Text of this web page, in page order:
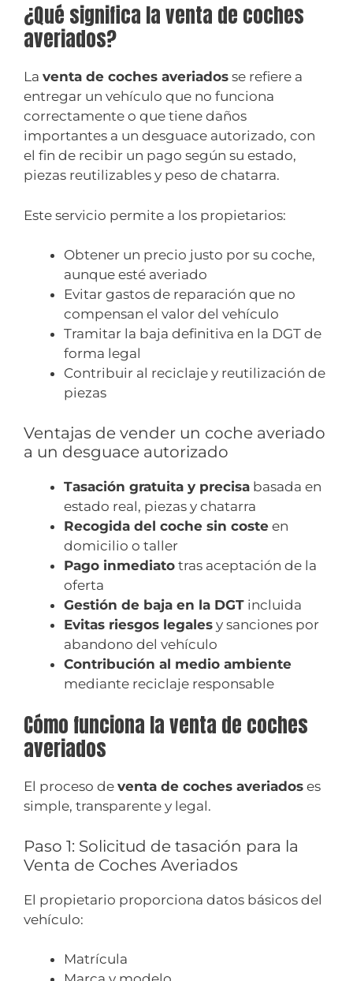
¿Qué significa la venta de coches
averiados?
La venta de coches averiados se refiere a
entregar un vehículo que no funciona
correctamente o que tiene daños
importantes a un desguace autorizado, con
el fin de recibir un pago según su estado,
piezas reutilizables y peso de chatarra.
Este servicio permite a los propietarios:
Obtener un precio justo por su coche,
aunque esté averiado
Evitar gastos de reparación que no
compensan el valor del vehículo
Tramitar la baja definitiva en la DGT de
forma legal
Contribuir al reciclaje y reutilización de
piezas
Ventajas de vender un coche averiado
a un desguace autorizado
Tasación gratuita y precisa basada en
estado real, piezas y chatarra
Recogida del coche sin coste en
domicilio o taller
Pago inmediato tras aceptación de la
oferta
Gestión de baja en la DGT incluida
Evitas riesgos legales y sanciones por
abandono del vehículo
Contribución al medio ambiente
mediante reciclaje responsable
Cómo funciona la venta de coches
averiados
El proceso de venta de coches averiados es
simple, transparente y legal.
Paso 1: Solicitud de tasación para la
Venta de Coches Averiados
El propietario proporciona datos básicos del
vehículo:
Matrícula